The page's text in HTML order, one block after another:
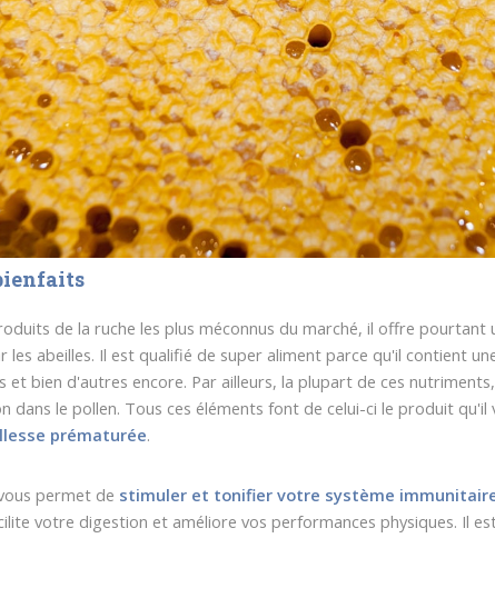
de la ruche les plus méconnus du marché, il offre
abeilles. Il est qualifié de super aliment parce qu'il contient
et bien d'autres encore. Par ailleurs, la plupart de ces
dans le pollen. Tous ces éléments font de celui-ci le produit
prématurée.
permet de stimuler et tonifier votre système
votre digestion et améliore vos performances physiques. Il